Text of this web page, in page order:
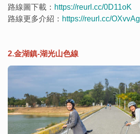
路線圖下載： https://reurl.cc/0D11oK
路線更多介紹： https://reurl.cc/OXvvAg
2.金湖鎮-湖光山色線